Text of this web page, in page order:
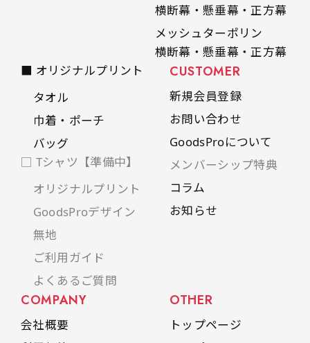
横断幕・懸垂幕・正方幕
メッシュターポリン
横断幕・懸垂幕・正方幕
■ オリジナルプリント
タオル
巾着・ポーチ
バッグ
□ Tシャツ【準備中】
オリジナルプリント
GoodsProデザイン
無地
ご利用ガイド
よくあるご質問
CUSTOMER
新規会員登録
お問い合わせ
GoodsProについて
メンバーシップ特典
コラム
お知らせ
COMPANY
会社概要
OTHER
トップページ